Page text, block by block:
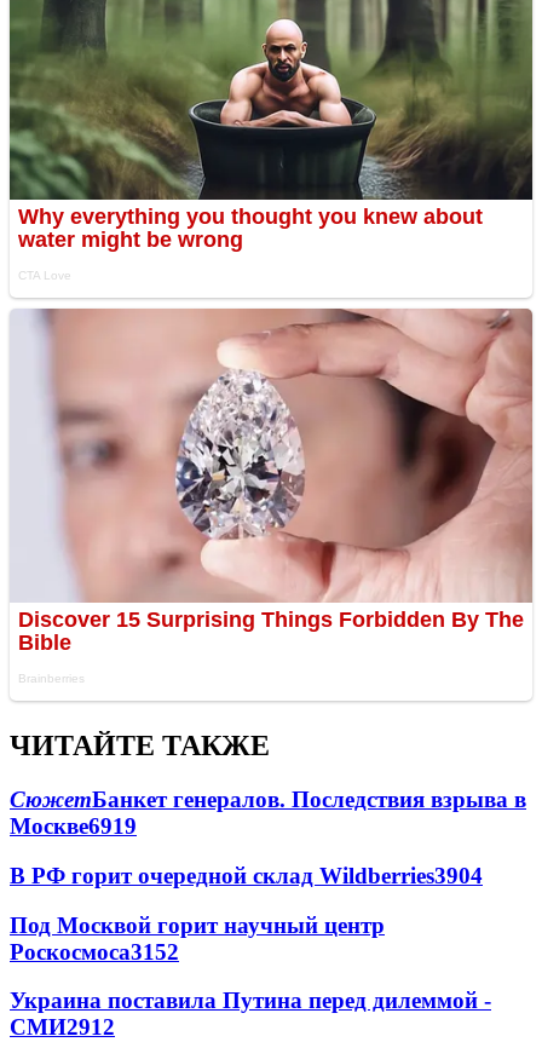
ЧИТАЙТЕ ТАКЖЕ
СюжетБанкет генералов. Последствия взрыва в
Москве6919
В РФ горит очередной склад Wildberries3904
Под Москвой горит научный центр
Роскосмоса3152
Украина поставила Путина перед дилеммой -
СМИ2912